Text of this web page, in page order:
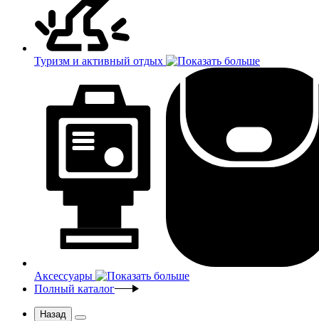
Туризм и активный отдых
Аксессуары
Полный каталог
Назад